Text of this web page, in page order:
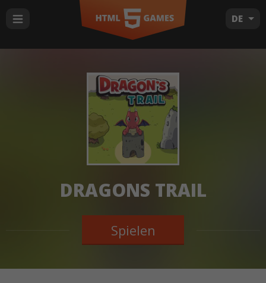
DE
DRAGONS TRAIL
Spielen